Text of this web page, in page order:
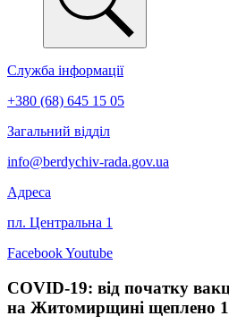
Служба інформації
+380 (68) 645 15 05
Загальний відділ
info@berdychiv-rada.gov.ua
Адреса
пл. Центральна 1
FacebookYoutube
COVID-19: від початку
на Житомирщині щеплено